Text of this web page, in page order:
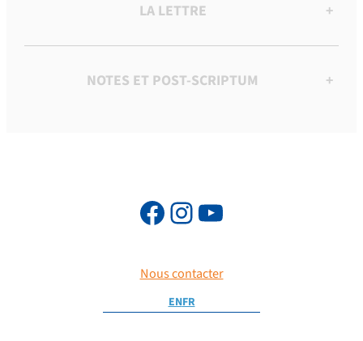
LA LETTRE +
NOTES ET POST-SCRIPTUM +
Nous contacter
ENFR